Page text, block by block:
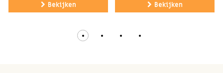
Bekijken Bekijken